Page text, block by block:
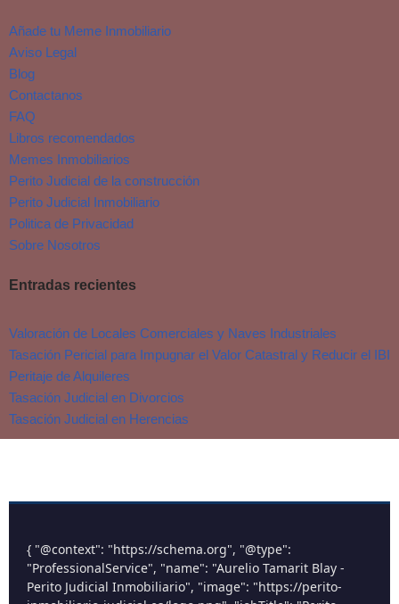
Añade tu Meme Inmobiliario
Aviso Legal
Blog
Contactanos
FAQ
Libros recomendados
Memes Inmobiliarios
Perito Judicial de la construcción
Perito Judicial Inmobiliario
Politica de Privacidad
Sobre Nosotros
Entradas recientes
Valoración de Locales Comerciales y Naves Industriales
Tasación Pericial para Impugnar el Valor Catastral y Reducir el IBI
Peritaje de Alquileres
Tasación Judicial en Divorcios
Tasación Judicial en Herencias
{ "@context": "https://schema.org", "@type":
"ProfessionalService", "name": "Aurelio Tamarit Blay -
Perito Judicial Inmobiliario", "image": "https://perito-